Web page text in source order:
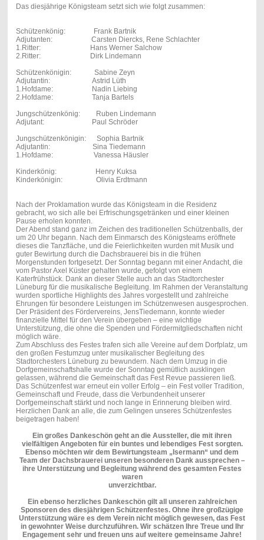
Das diesjährige Königsteam setzt sich wie folgt zusammen:
Schützenkönig: Frank Bartnik
Adjutanten: Carsten Diercks, Rene Schlachter
1.Ritter: Hans Werner Salchow
2.Ritter: Dirk Lindemann
Schützenkönigin: Sabine Zeyn
Adjutantin: Astrid Lüth
1.Hofdame: Nadin Liebing
2.Hofdame: Tanja Bartels
Jungschützenkönig: Ruben Lindemann
Adjutant: Paul Schröder
Jungschützenkönigin: Sophia Bartnik
Adjutantin: Sina Tiedemann
1.Hofdame: Vanessa Häusler
Kinderkönig: Henry Kuksa
Kinderkönigin: Olivia Erdtmann
Nach der Proklamation wurde das Königsteam in die Residenz
gebracht, wo sich alle bei Erfrischungsgetränken und einer kleinen
Pause erholen konnten.
Der Abend stand ganz im Zeichen des traditionellen Schützenballs, der
um 20 Uhr begann. Nach dem Einmarsch des Königsteams eröffnete
dieses die Tanzfläche, und die Feierlichkeiten wurden mit Musik und
guter Bewirtung durch die Dachsbrauerei bis in die frühen
Morgenstunden fortgesetzt. Der Sonntag begann mit einer Andacht, die
vom Pastor Axel Küster gehalten wurde, gefolgt von einem
Katerfrühstück. Dank an dieser Stelle auch an das Stadtorchester
Lüneburg für die musikalische Begleitung. Im Rahmen der Veranstaltung
wurden sportliche Highlights des Jahres vorgestellt und zahlreiche
Ehrungen für besondere Leistungen im Schützenwesen ausgesprochen.
Der Präsident des Fördervereins, JensTiedemann, konnte wieder
finanzielle Mittel für den Verein übergeben – eine wichtige
Unterstützung, die ohne die Spenden und Fördermitgliedschaften nicht
möglich wäre.
Zum Abschluss des Festes trafen sich alle Vereine auf dem Dorfplatz, um
den großen Festumzug unter musikalischer Begleitung des
Stadtorchesters Lüneburg zu bewundern. Nach dem Umzug in die
Dorfgemeinschaftshalle wurde der Sonntag gemütlich ausklingen
gelassen, während die Gemeinschaft das Fest Revue passieren ließ.
Das Schützenfest war erneut ein voller Erfolg – ein Fest voller Tradition,
Gemeinschaft und Freude, dass die Verbundenheit unserer
Dorfgemeinschaft stärkt und noch lange in Erinnerung bleiben wird.
Herzlichen Dank an alle, die zum Gelingen unseres Schützenfestes
beigetragen haben!
Ein großes Dankeschön geht an die Aussteller, die mit ihren
vielfältigen Angeboten für ein buntes und lebendiges Fest sorgten.
Ebenso möchten wir dem Bewirtungsteam „Isermann“ und dem
Team der Dachsbrauerei unseren besonderen Dank aussprechen –
ihre Unterstützung und Begleitung während des gesamten Festes
waren
unverzichtbar.
Ein ebenso herzliches Dankeschön gilt all unseren zahlreichen
Sponsoren des diesjährigen Schützenfestes. Ohne ihre großzügige
Unterstützung wäre es dem Verein nicht möglich gewesen, das Fest
in gewohnter Weise durchzuführen. Wir schätzen Ihre Treue und Ihr
Engagement sehr und freuen uns auf weitere gemeinsame Jahre!